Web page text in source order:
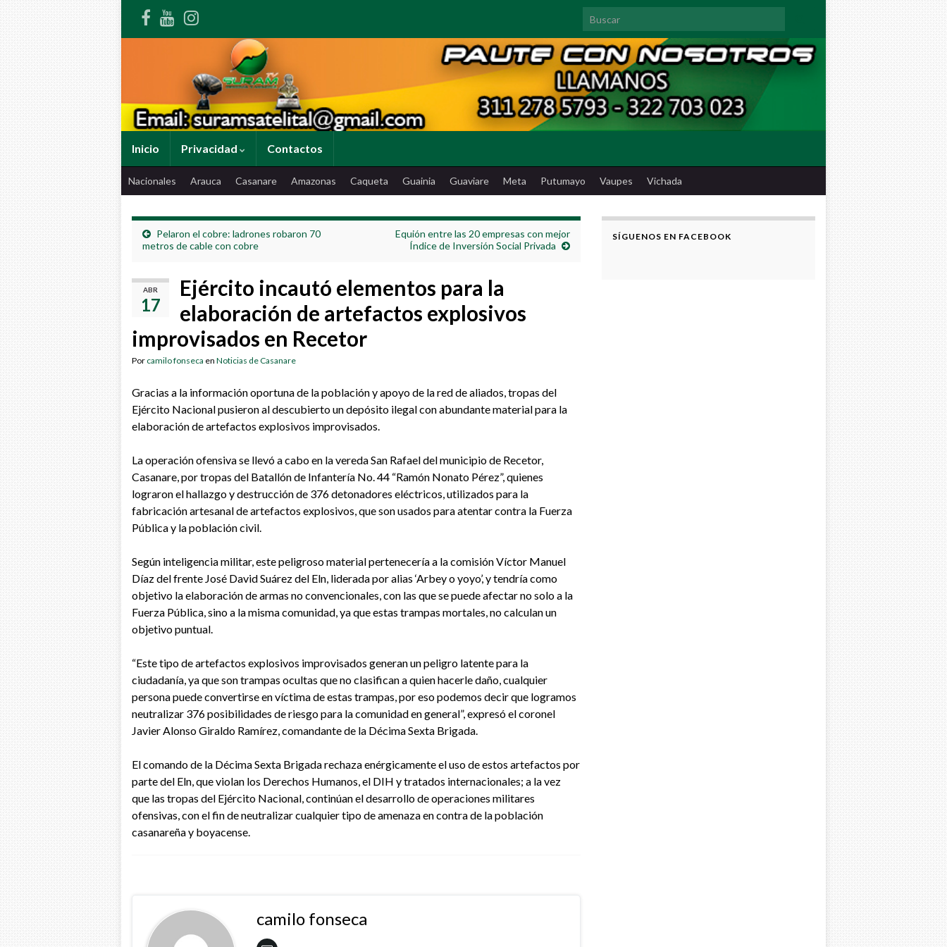
Search for:
Inicio Privacidad Contactos
Nacionales Arauca Casanare Amazonas Caqueta Guainia Guaviare Meta Putumayo Vaupes Vichada
Pelaron el cobre: ladrones robaron 70
metros de cable con cobre
Equión entre las 20 empresas con mejor
Índice de Inversión Social Privada
ABR
17
Ejército incautó elementos para la
elaboración de artefactos explosivos
improvisados en Recetor
Por camilo fonseca en Noticias de Casanare
Gracias a la información oportuna de la población y apoyo de la red de aliados, tropas del
Ejército Nacional pusieron al descubierto un depósito ilegal con abundante material para la
elaboración de artefactos explosivos improvisados.
La operación ofensiva se llevó a cabo en la vereda San Rafael del municipio de Recetor,
Casanare, por tropas del Batallón de Infantería No. 44 “Ramón Nonato Pérez”, quienes
lograron el hallazgo y destrucción de 376 detonadores eléctricos, utilizados para la
fabricación artesanal de artefactos explosivos, que son usados para atentar contra la Fuerza
Pública y la población civil.
Según inteligencia militar, este peligroso material pertenecería a la comisión Víctor Manuel
Díaz del frente José David Suárez del Eln, liderada por alias ‘Arbey o yoyo’, y tendría como
objetivo la elaboración de armas no convencionales, con las que se puede afectar no solo a la
Fuerza Pública, sino a la misma comunidad, ya que estas trampas mortales, no calculan un
objetivo puntual.
“Este tipo de artefactos explosivos improvisados generan un peligro latente para la
ciudadanía, ya que son trampas ocultas que no clasifican a quien hacerle daño, cualquier
persona puede convertirse en víctima de estas trampas, por eso podemos decir que logramos
neutralizar 376 posibilidades de riesgo para la comunidad en general”, expresó el coronel
Javier Alonso Giraldo Ramírez, comandante de la Décima Sexta Brigada.
El comando de la Décima Sexta Brigada rechaza enérgicamente el uso de estos artefactos por
parte del Eln, que violan los Derechos Humanos, el DIH y tratados internacionales; a la vez
que las tropas del Ejército Nacional, continúan el desarrollo de operaciones militares
ofensivas, con el fin de neutralizar cualquier tipo de amenaza en contra de la población
casanareña y boyacense.
camilo fonseca
SÍGUENOS EN FACEBOOK